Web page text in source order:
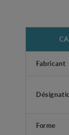
Fabricant
Forme